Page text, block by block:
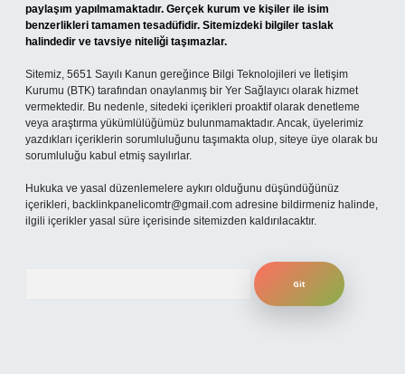
paylaşım yapılmamaktadır. Gerçek kurum ve kişiler ile isim
benzerlikleri tamamen tesadüfidir. Sitemizdeki bilgiler taslak
halindedir ve tavsiye niteliği taşımazlar.
Sitemiz, 5651 Sayılı Kanun gereğince Bilgi Teknolojileri ve İletişim
Kurumu (BTK) tarafından onaylanmış bir Yer Sağlayıcı olarak hizmet
vermektedir. Bu nedenle, sitedeki içerikleri proaktif olarak denetleme
veya araştırma yükümlülüğümüz bulunmamaktadır. Ancak, üyelerimiz
yazdıkları içeriklerin sorumluluğunu taşımakta olup, siteye üye olarak bu
sorumluluğu kabul etmiş sayılırlar.
Hukuka ve yasal düzenlemelere aykırı olduğunu düşündüğünüz
içerikleri, backlinkpanelicomtr@gmail.com adresine bildirmeniz halinde,
ilgili içerikler yasal süre içerisinde sitemizden kaldırılacaktır.